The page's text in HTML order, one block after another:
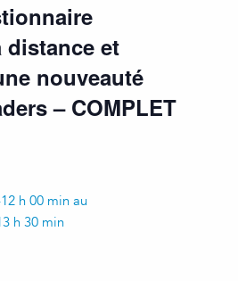
distance et
nouveauté
– COMPLET
h 00 min au
h 30 min